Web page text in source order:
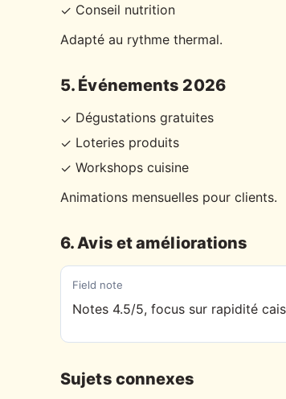
✓ Conseil nutrition
Adapté au rythme thermal.
5. Événements 2026
✓ Dégustations gratuites
✓ Loteries produits
✓ Workshops cuisine
Animations mensuelles pour clients.
6. Avis et améliorations
Field note
Notes 4.5/5, focus sur rapidité
Sujets connexes